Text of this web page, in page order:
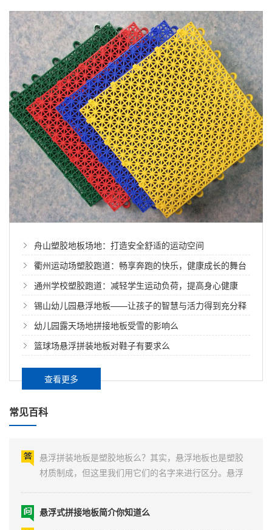
舟山塑胶地板场地：打造安全舒适的运动空间
衢州运动场塑胶跑道：畅享奔跑的快乐，健康成长的舞台
通州学校塑胶跑道：减轻学生运动负荷，提高身心健康
锡山幼儿园悬浮地板——让孩子的智慧与活力得到充分释
放
幼儿园露天场地拼接地板受雪的影响么
篮球场悬浮拼装地板对鞋子有要求么
查看更多
常见百科
滁州幼儿园室外地面的悬浮拼装地板
滁州幼儿园室外地面的悬浮拼装地板******、无味、防水
耐湿、不寄生细菌、绿色环保，不使用任何粘合剂，安
的气味。聚丙烯材料可回收再利用，能制造如塑料盆、
缓冲功能...
材质制成，但这里我们用它们的名字来进行区分。悬浮
地板是制造厂家事先制作的块状材料，铺设时只需相互
拼装。塑胶地板一般是指三元乙丙橡胶，需要现场喷涂
橡胶颗粒和三元乙丙橡胶颗粒。那么，它们之间有什么